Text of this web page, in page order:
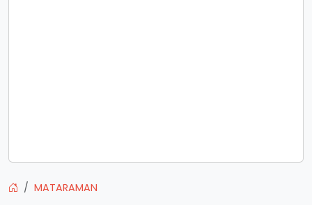
MATARAMAN